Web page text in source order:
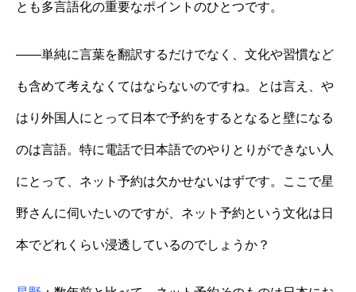
とも多言語化の重要なポイントのひとつです。
——単純に言葉を翻訳するだけでなく、文化や習慣など
も含めて考えなくてはならないのですね。とは言え、や
はり外国人にとって日本で予約をするとなると壁になる
のは言語。特に電話で日本語でのやりとりができない人
にとって、ネット予約は欠かせないはずです。ここで星
野さんに伺いたいのですが、ネット予約という文化は日
本でどれくらい浸透しているのでしょうか？